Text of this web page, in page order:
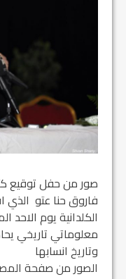
صور من حفل توقيع
فاروق حنا عتو الذي
معلوماتي تاريخي
وتاريخ انسابها
الصور من صفحة